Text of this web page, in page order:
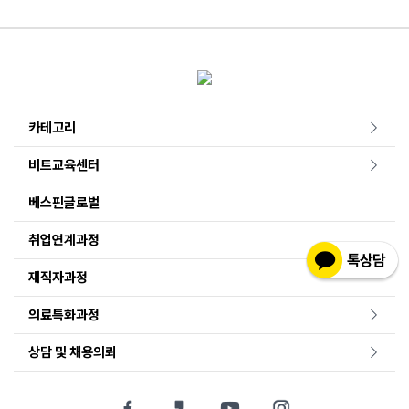
카테고리
비트교육센터
베스핀글로벌
취업연계과정
재직자과정
의료특화과정
상담 및 채용의뢰